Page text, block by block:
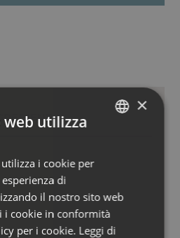
GERMAN
×
utilizza
i cookie per
di
il nostro sito web
i cookie in conformità
per i cookie. Leggi di